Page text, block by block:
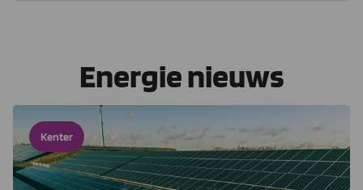
Energie nieuws
Kenter